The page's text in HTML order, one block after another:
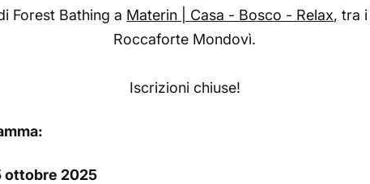
Forest Bathing a Materin | Casa - Bosco - Relax, tra
Roccaforte Mondovì.
Iscrizioni chiuse!
ottobre 2025